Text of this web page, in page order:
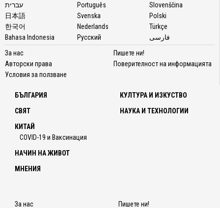
עברית
日本語
한국어
Bahasa Indonesia
Português
Svenska
Nederlands
Русский
Slovenščina
Polski
Türkçe
فارسی
За нас
Авторски права
Условия за ползване
Пишете ни!
Поверителност на информацията
БЪЛГАРИЯ
СВЯТ
КИТАЙ
COVID-19 и Ваксинация
КУЛТУРА И ИЗКУСТВО
НАУКА И ТЕХНОЛОГИИ
НАЧИН НА ЖИВОТ
МНЕНИЯ
За нас Пишете ни!